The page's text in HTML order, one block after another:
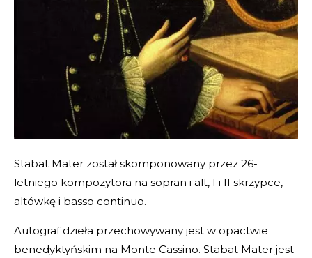
Stabat Mater został skomponowany przez 26-
letniego kompozytora na sopran i alt, I i II skrzypce,
altówkę i basso continuo.
Autograf dzieła przechowywany jest w opactwie
benedyktyńskim na Monte Cassino. Stabat Mater jest